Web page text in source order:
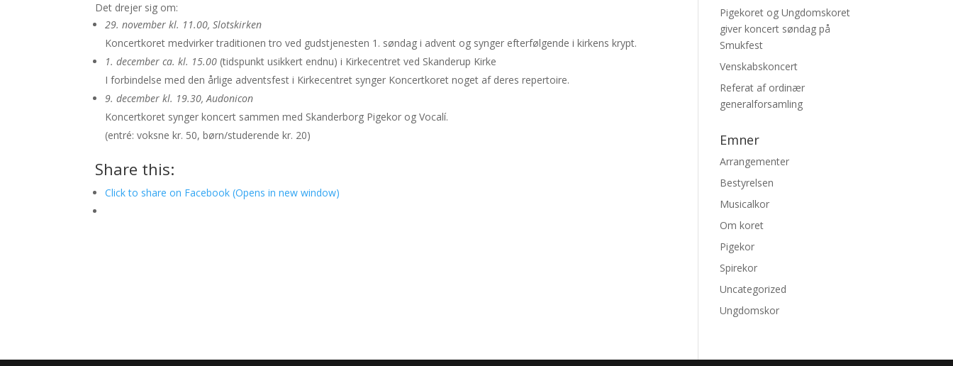
Det drejer sig om:
29. november kl. 11.00, Slotskirken
Koncertkoret medvirker traditionen tro ved gudstjenesten 1. søndag i advent og synger efterfølgende i kirkens krypt.
1. december ca. kl. 15.00 (tidspunkt usikkert endnu) i Kirkecentret ved Skanderup Kirke
I forbindelse med den årlige adventsfest i Kirkecentret synger Koncertkoret noget af deres repertoire.
9. december kl. 19.30, Audonicon
Koncertkoret synger koncert sammen med Skanderborg Pigekor og Vocalí.
(entré: voksne kr. 50, børn/studerende kr. 20)
Share this:
Click to share on Facebook (Opens in new window)
Pigekoret og Ungdomskoret
giver koncert søndag på
Smukfest
Venskabskoncert
Referat af ordinær
generalforsamling
Emner
Arrangementer
Bestyrelsen
Musicalkor
Om koret
Pigekor
Spirekor
Uncategorized
Ungdomskor